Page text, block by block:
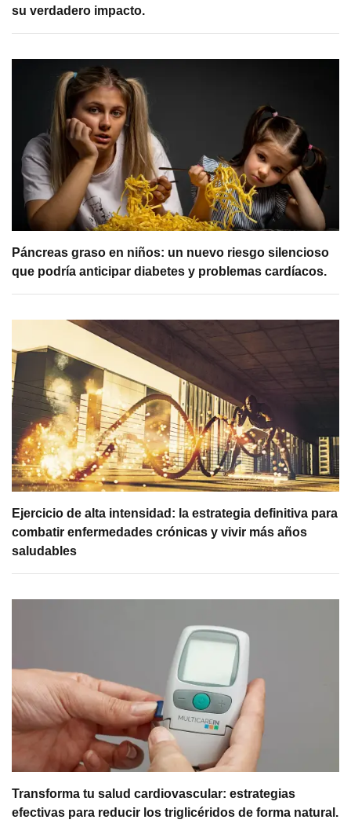
su verdadero impacto.
Páncreas graso en niños: un nuevo riesgo silencioso
que podría anticipar diabetes y problemas cardíacos.
Ejercicio de alta intensidad: la estrategia definitiva para
combatir enfermedades crónicas y vivir más años
saludables
Transforma tu salud cardiovascular: estrategias
efectivas para reducir los triglicéridos de forma natural.